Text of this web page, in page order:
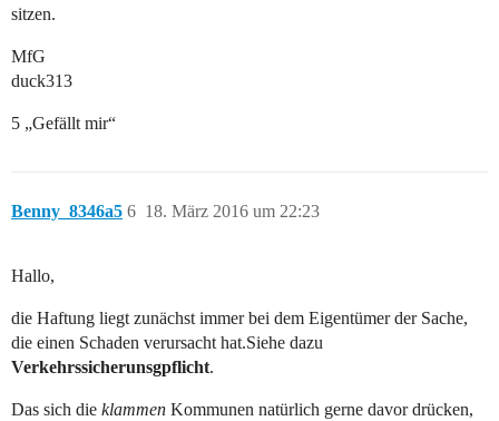
sitzen.
MfG
duck313
5 „Gefällt mir“
Benny_8346a5 18. März 2016 um 22:23
6
Hallo,
die Haftung liegt zunächst immer bei dem Eigentümer der Sache,
die einen Schaden verursacht hat.Siehe dazu
Verkehrssicherunsgpflicht.
Das sich die klammen Kommunen natürlich gerne davor drücken,